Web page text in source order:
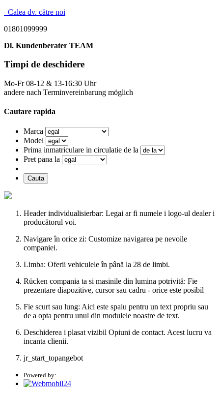
Calea dv. către noi
01801099999
Dl. Kundenberater TEAM
Timpi de deschidere
Mo-Fr 08-12 & 13-16:30 Uhr
andere nach Terminvereinbarung möglich
Cautare rapida
Marca
Model
Prima inmatriculare in circulatie de la
Pret pana la
Cauta
Header individualisierbar: Legai ar fi numele i logo-ul dealer i
producătorul voi.
Navigare în orice zi: Customize navigarea pe nevoile
companiei.
Limba: Oferii vehiculele în până la 28 de limbi.
Rücken compania ta si masinile din lumina potrivită: Fie
prezentare diapozitive, cursor sau cadru - orice este posibil
Fie scurt sau lung: Aici este spaiu pentru un text propriu sau
de a opta pentru unul din modulele noastre de text.
Deschiderea i plasat vizibil Opiuni de contact. Acest lucru va
incanta clienii.
jr_start_topangebot
Powered by: